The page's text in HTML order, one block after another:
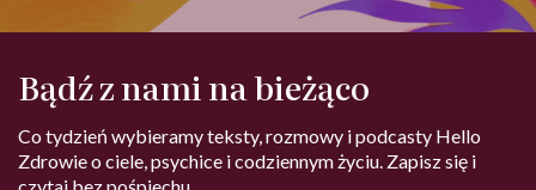
Bądź z nami na bieżąco
Co tydzień wybieramy teksty, rozmowy i podcasty Hello
Zdrowie o ciele, psychice i codziennym życiu. Zapisz się i